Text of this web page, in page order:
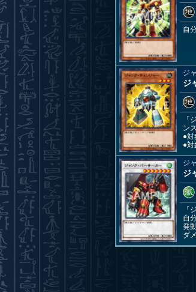
自
ジ
ジ
「
ン
●対
●対
ジ
ジ
「
自
発
ダ